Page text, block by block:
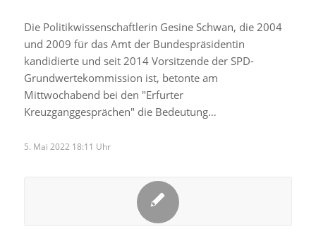
Die Politikwissenschaftlerin Gesine Schwan, die 2004
und 2009 für das Amt der Bundespräsidentin
kandidierte und seit 2014 Vorsitzende der SPD-
Grundwertekommission ist, betonte am
Mittwochabend bei den "Erfurter
Kreuzganggesprächen" die Bedeutung…
5. Mai 2022 18:11 Uhr